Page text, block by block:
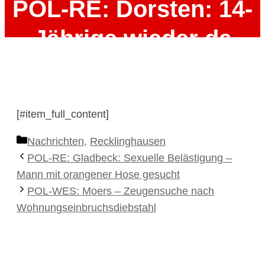
POL-RE: Dorsten: 14-
Jährige wieder da
[#item_full_content]
Kategorien
Nachrichten, Recklinghausen
POL-RE: Gladbeck: Sexuelle Belästigung –
Mann mit orangener Hose gesucht
POL-WES: Moers – Zeugensuche nach
Wohnungseinbruchsdiebstahl